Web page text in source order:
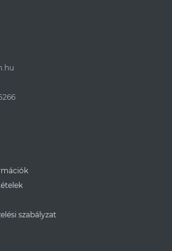
szabályzat